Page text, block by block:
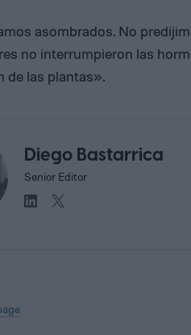
asombrados. No
no interrumpieron las
de las plantas».
Diego Bastarrica
Senior Editor